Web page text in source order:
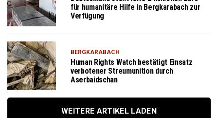
für humanitäre Hilfe in Bergkarabach zur
Verfügung
BERGKARABACH
Human Rights Watch bestätigt Einsatz
verbotener Streumunition durch
Aserbaidschan
WEITERE ARTIKEL LADEN